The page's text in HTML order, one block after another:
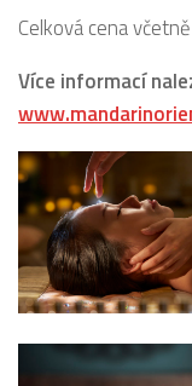
Celková cena
Více informací